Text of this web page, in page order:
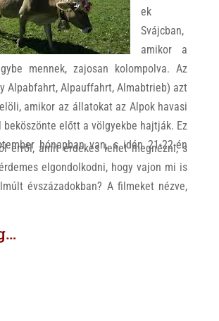
ek
Svájcban,
amikor a
mennek, zajosan kolompolva. Az
Alpabfahrt, Alpauffahrt, Almabtrieb) azt
amikor az állatokat az Alpok havasi
előtt a völgyekbe hajtják. Ez
hónapban van, s idén 21-22-én
erről, amit érdekes lehet megnézni, s
elgondolkodni, hogy vajon mi is
évszázadokban? A filmeket nézve,